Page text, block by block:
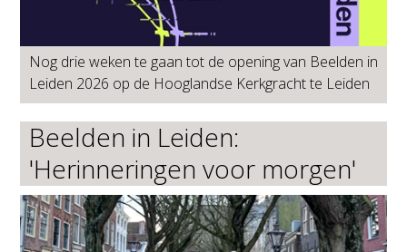
Nog drie weken te gaan tot de opening van Beelden in
Leiden 2026 op de Hooglandse Kerkgracht te Leiden
Beelden in Leiden:
'Herinneringen voor morgen'